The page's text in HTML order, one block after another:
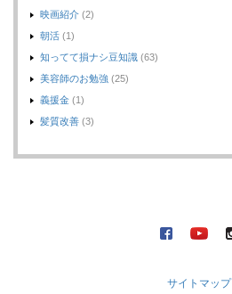
映画紹介 (2)
朝活 (1)
知ってて損ナシ豆知識 (63)
美容師のお勉強 (25)
義援金 (1)
髪質改善 (3)
サイトマップ